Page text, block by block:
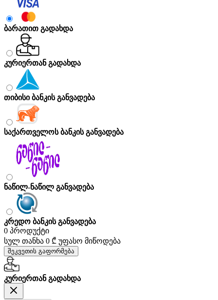
ბარათით გადახდა
კურიერთან გადახდა
თიბისი ბანკის განვადება
საქართველოს ბანკის განვადება
ნაწილ-ნაწილ განვადება
კრედო ბანკის განვადება
0 პროდუქტი
სულ თანხა 0 ₾ უფასო მიწოდება
შეკვეთის გაფორმება
კურიერთან გადახდა